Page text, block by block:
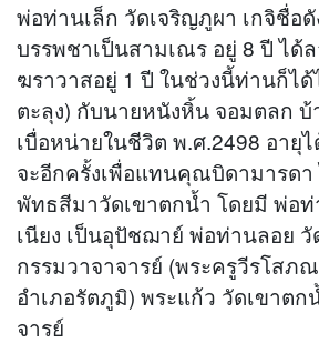
พ่อท่านเล็ก วัดเจริญภูผา เกจิชื่อ
บรรพชาเป็นสามเณร อยู่ 8 ปี ได้
ฆราวาสอยู่ 1 ปี ในช่วงนี้ท่านก็ไ
ตะลุง) กับนายหนังหิ้น จอมตลก บ้
เบื่อหน่ายในชีวิต พ.ศ.2498 อายุ
จะอีกครั้งเพื่อแทนคุณบิดามารด
พัทธสีมาวัดเขาตกน้ำ โดยมี พ่อ
เนียง เป็นอุปัชฌาย์ พ่อท่านลอย
กรรมวาจาจารย์ (พระครูวีรโสภ
อำเภอรัตภูมิ) พระแก้ว วัดเขาตก
จารย์